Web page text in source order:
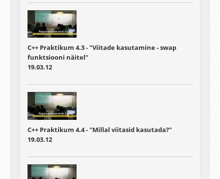
C++ Praktikum 4.3 - "Viitade kasutamine - swap
funktsiooni näitel"
19.03.12
C++ Praktikum 4.4 - "Millal viitasid kasutada?"
19.03.12